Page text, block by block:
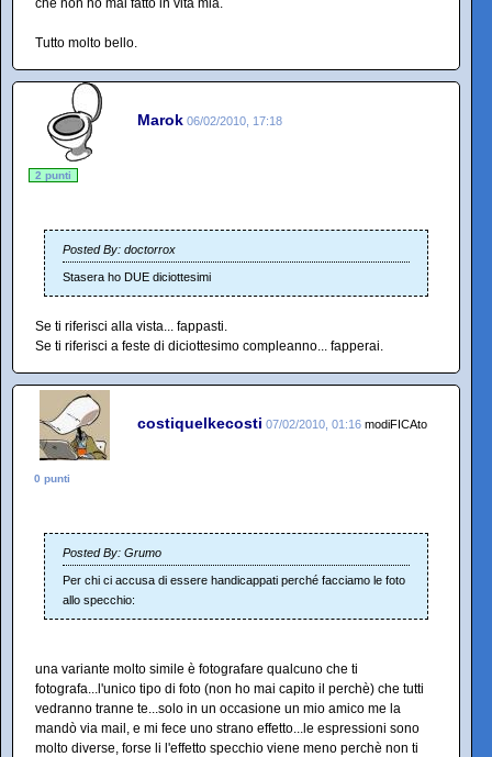
Tutto molto bello.
Marok 06/02/2010, 17:18
2 punti
Posted By: doctorrox
Stasera ho DUE diciottesimi
Se ti riferisci alla vista... fappasti.
Se ti riferisci a feste di diciottesimo compleanno... fapperai.
costiquelkecosti 07/02/2010, 01:16 modiFICAto
0 punti
Posted By: Grumo
Per chi ci accusa di essere handicappati perché facciamo le foto
allo specchio:
una variante molto simile è fotografare qualcuno che ti
fotografa...l'unico tipo di foto (non ho mai capito il perchè) che tutti
vedranno tranne te...solo in un occasione un mio amico me la
mandò via mail, e mi fece uno strano effetto...le espressioni sono
molto diverse, forse li l'effetto specchio viene meno perchè non ti